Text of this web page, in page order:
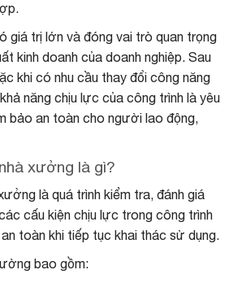
giá trị lớn và đóng vai trò quan trọng
kinh doanh của doanh nghiệp. Sau
khi có nhu cầu thay đổi công năng
năng chịu lực của công trình là yêu
bảo an toàn cho người lao động,
xưởng là gì?
là quá trình kiểm tra, đánh giá
cấu kiện chịu lực trong công trình
toàn khi tiếp tục khai thác sử dụng.
bao gồm: